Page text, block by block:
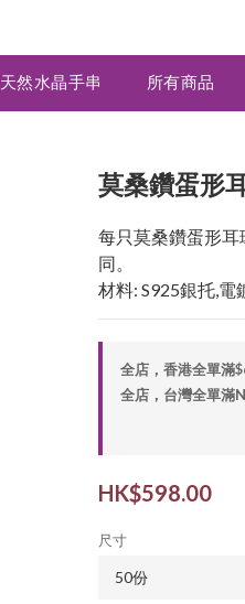
天然水晶手串 所有商品
莫桑鑽蛋形
每只莫桑鑽蛋形耳
同。
材料: S925銀托,電
全店，香港全單滿
全店，台灣全單滿
HK$598.00
尺寸